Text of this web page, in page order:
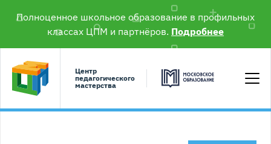
Полноценное школьное образование в профильных
классах ЦПМ и партнёров. Подробнее
Центр
педагогического
мастерства